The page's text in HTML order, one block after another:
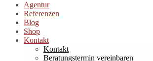
Agentur
Referenzen
Blog
Shop
Kontakt
Kontakt
Beratungstermin vereinbaren